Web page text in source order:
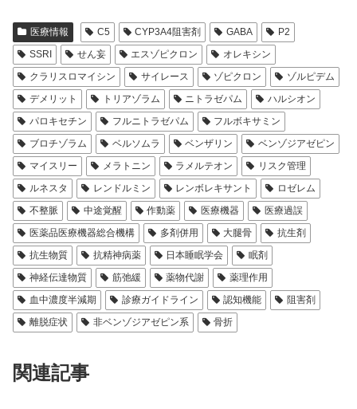
医療情報 C5 CYP3A4阻害剤 GABA
P2
SSRI
せん妄 エスゾピクロン
オレキシン
クラリスロマイシン
サイレース ゾピクロン
ゾルピデム
デメリット
トリアゾラム ニトラゼパム
ハルシオン
パロキセチン
フルニトラゼパム
フルボキサミン
ブロチゾラム
ベルソムラ ベンザリン
ベンゾジアゼピン
マイスリー
メラトニン ラメルテオン
リスク管理
ルネスタ
レンドルミン レンボレキサント
ロゼレム
不整脈
中途覚醒 作動薬 医療機器
医療過誤
医薬品医療機器総合機構
多剤併用 大腿骨
抗生剤
抗生物質
抗精神病薬 日本睡眠学会
眠剤
神経伝達物質
筋弛緩 薬物代謝
薬理作用
血中濃度半減期
診療ガイドライン 認知機能
阻害剤
離脱症状
非ベンゾジアゼピン系 骨折
関連記事